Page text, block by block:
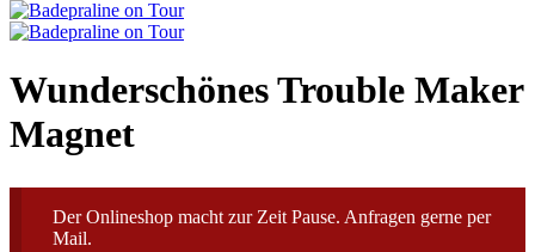
Wunderschönes Trouble Maker
Magnet
Der Onlineshop macht zur Zeit Pause. Anfragen gerne per
Mail.